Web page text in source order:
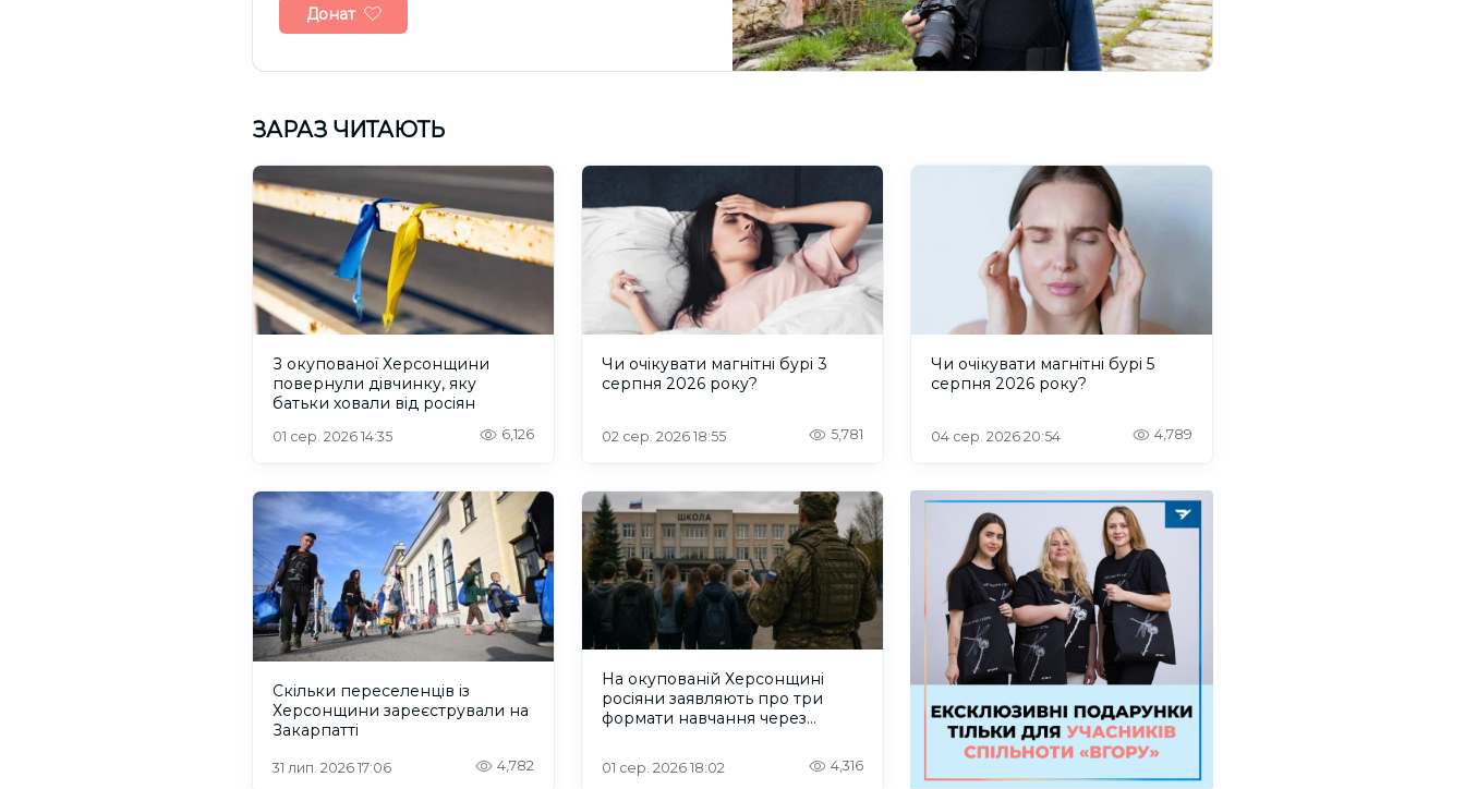
Донат
ЗАРАЗ ЧИТАЮТЬ
З окупованої Херсонщини
повернули дівчинку, яку
батьки ховали від росіян
01 сер. 2026 14:35 6,126
Чи очікувати магнітні бурі 3
серпня 2026 року?
02 сер. 2026 18:55 5,781
Чи очікувати магнітні бурі 5
серпня 2026 року?
04 сер. 2026 20:54 4,789
Скільки переселенців із
Херсонщини зареєстрували на
Закарпатті
31 лип. 2026 17:06 4,782
На окупованій Херсонщині
росіяни заявляють про три
формати навчання через
01 сер. 2026 18:02 4,316